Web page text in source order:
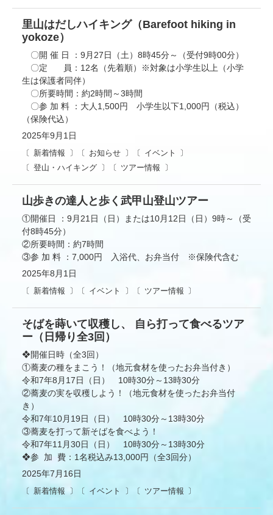
2025年9月1日
新着情報 お知らせ
イベント
登山・ハイキング
ツアー情報
里山はだしハイキング（Barefoot hiking in
yokoze）
〇開 催 日 ：9月27日（土）8時45分～（受付9時00分）
〇定 員：12名（先着順）※対象は小学生以上（小学
生は保護者同伴）
〇所要時間：約2時間～3時間
〇参 加 料 ：大人1,500円 小学生以下1,000円（税込）
（保険代込）
2025年8月1日
新着情報 イベント ツアー情報
山歩きの達人と歩く武甲山登山ツアー
①開催日 ：9月21日（日）または10月12日（日）9時～（受
付8時45分）
②所要時間：約7時間
③参 加 料 ：7,000円 入浴代、お弁当付 ※保険代含む
2025年7月16日
新着情報 イベント ツアー情報
そばを蒔いて収穫し、 自ら打って食べるツア
ー（日帰り全3回）
❖開催日時（全3回）
①蕎麦の種をまこう！（地元食材を使ったお弁当付き）
令和7年8月17日（日） 10時30分～13時30分
②蕎麦の実を収穫しよう！（地元食材を使ったお弁当付
き）
令和7年10月19日（日） 10時30分～13時30分
③蕎麦を打って新そばを食べよう！
令和7年11月30日（日） 10時30分～13時30分
❖参 加 費：1名税込み13,000円（全3回分）